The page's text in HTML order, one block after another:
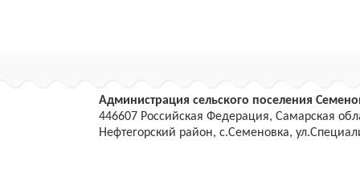
Администрация сельского поселения
446607 Российская Федерация, Самарская
Нефтегорский район, с.Семеновка,